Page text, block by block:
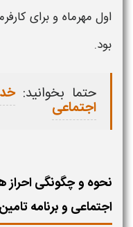
اول مهرماه و برای
بود.
حتما بخوانید:
اجتماعی
نحوه و چگونگی احراز
اجتماعی و برنامه